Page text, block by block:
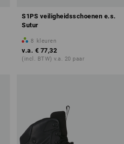
S1PS veiligheidsschoenen e.s.
Sutur
8 kleuren
v.a. € 77,32
(incl. BTW) v.a. 20 paar